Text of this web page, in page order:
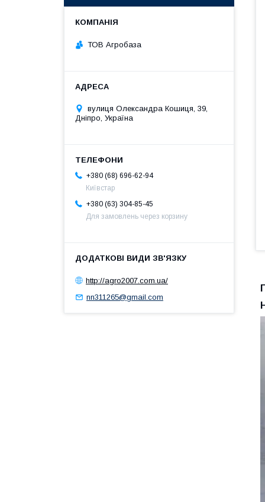
ТОВ Агробаза
вулиця Олександра Кошиця, 39,
Дніпро, Україна
+380 (68) 696-62-94
Київстар
+380 (63) 304-85-45
Для замовлень через корзину
http://agro2007.com.ua/
nn311265@gmail.com